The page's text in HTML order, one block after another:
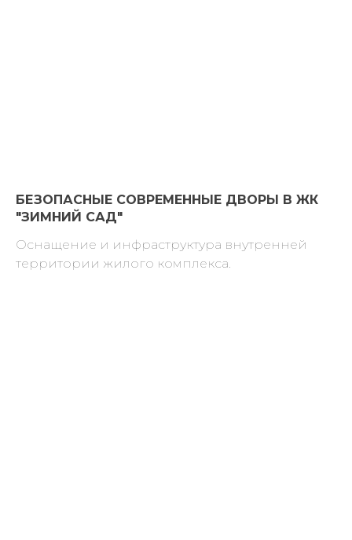
БЕЗОПАСНЫЕ СОВРЕМЕННЫЕ ДВОРЫ В ЖК
"ЗИМНИЙ САД"
Оснащение и инфраструктура внутренней
территории жилого комплекса.